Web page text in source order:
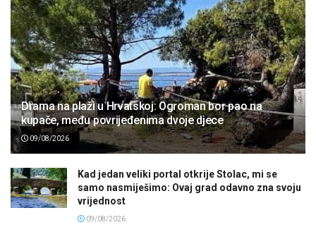
Drama na plaži u Hrvatskoj: Ogroman bor pao na
kupače, među povrijeđenima dvoje djece
09/08/2026
Kad jedan veliki portal otkrije Stolac, mi se
samo nasmiješimo: Ovaj grad odavno zna svoju
vrijednost
09/08/2026